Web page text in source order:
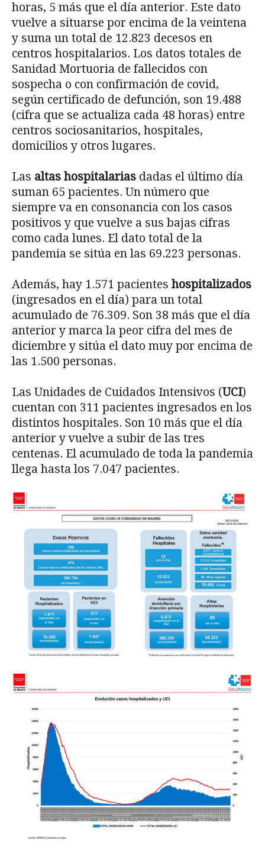
horas, 5 más que el día anterior. Este dato
vuelve a situarse por encima de la veintena
y suma un total de 12.823 decesos en
centros hospitalarios. Los datos totales de
Sanidad Mortuoria de fallecidos con
sospecha o con confirmación de covid,
según certificado de defunción, son 19.488
(cifra que se actualiza cada 48 horas) entre
centros sociosanitarios, hospitales,
domicilios y otros lugares.
Las altas hospitalarias dadas el último día
suman 65 pacientes. Un número que
siempre va en consonancia con los casos
positivos y que vuelve a sus bajas cifras
como cada lunes. El dato total de la
pandemia se sitúa en las 69.223 personas.
Además, hay 1.571 pacientes hospitalizados
(ingresados en el día) para un total
acumulado de 76.309. Son 38 más que el día
anterior y marca la peor cifra del mes de
diciembre y sitúa el dato muy por encima de
las 1.500 personas.
Las Unidades de Cuidados Intensivos (UCI)
cuentan con 311 pacientes ingresados en los
distintos hospitales. Son 10 más que el día
anterior y vuelve a subir de las tres
centenas. El acumulado de toda la pandemia
llega hasta los 7.047 pacientes.